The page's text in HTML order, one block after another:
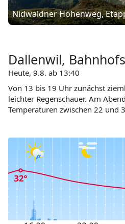
Rund um Dallenwil
Von Dallenwil aus erreichst
InEngelbergerwarten dich
viele Aktivitäten in der Höhe.
Zug in weniger als einer
Dallenwil preiswert
Mit dem Kauf desTell-Passes
– auch aufs Wirzweli oder
zudem mit vielen
Nidwaldner Höhenweg,
Dallenwil,
Heute, 9.8. ab 13:40
Von 13 bis 19 Uhr zunächst
leichter Regenschauer. Am
Temperaturen zwischen 22 und